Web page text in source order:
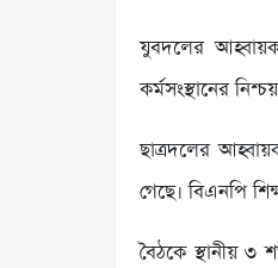
যুবদলের
কর্মসংস্থানের
ছাত্রদলের
গেছে। বিএনপি
বৈঠকে স্থানীয়